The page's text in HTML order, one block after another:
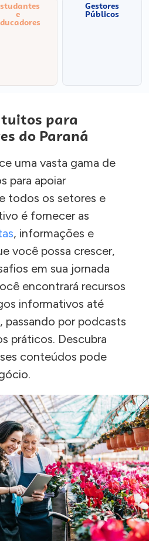
e
Gestores
Públicos
para
do Paraná
uma vasta gama de
para apoiar
todos os setores e
é fornecer as
, informações e
você possa crescer,
em sua jornada
encontrará recursos
informativos até
passando por podcasts
práticos. Descubra
conteúdos pode